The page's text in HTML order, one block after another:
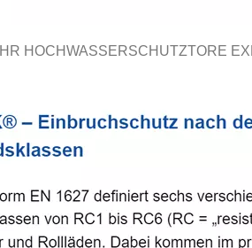
IHR HOCHWASSERSCHUTZTORE